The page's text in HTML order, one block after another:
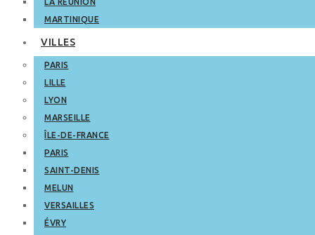
MARTINIQUE
VILLES
PARIS
LILLE
LYON
MARSEILLE
ÎLE-DE-FRANCE
PARIS
SAINT-DENIS
MELUN
VERSAILLES
ÉVRY